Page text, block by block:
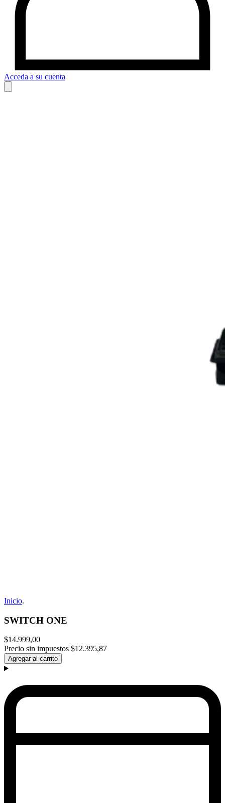
Acceda a su cuenta
Inicio.
SWITCH ONE
$14.999,00
Precio sin impuestos $12.395,87
Agregar al carrito